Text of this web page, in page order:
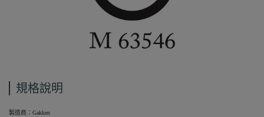
規格說明
製造商：Gakken